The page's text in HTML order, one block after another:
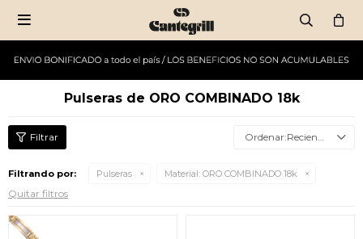

Pulseras de ORO COMBINADO 18k
Recientes
Filtrando por: Pulseras Material: ORO COMBINADO 18k
Quitar filtros